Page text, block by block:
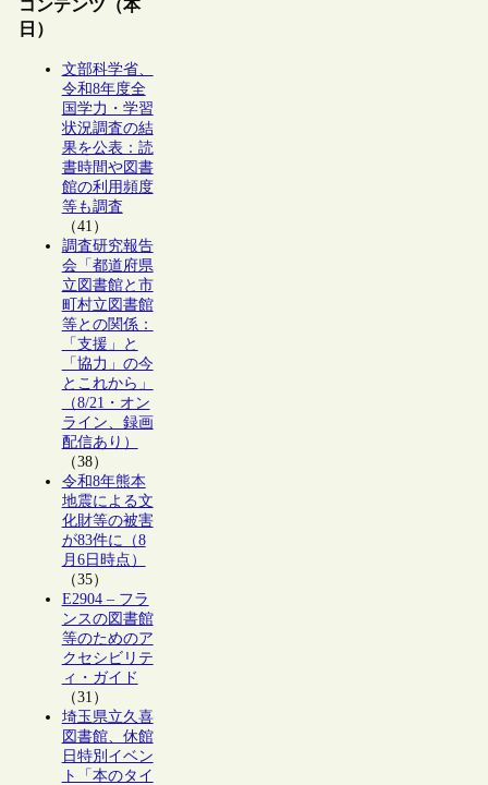
コンテンツ（本
日）
文部科学省、
令和8年度全
国学力・学習
状況調査の結
果を公表：読
書時間や図書
館の利用頻度
等も調査
（41）
調査研究報告
会「都道府県
立図書館と市
町村立図書館
等との関係：
「支援」と
「協力」の今
とこれから」
（8/21・オン
ライン、録画
配信あり）
（38）
令和8年熊本
地震による文
化財等の被害
が83件に（8
月6日時点）
（35）
E2904 – フラ
ンスの図書館
等のためのア
クセシビリテ
ィ・ガイド
（31）
埼玉県立久喜
図書館、休館
日特別イベン
ト「本のタイ